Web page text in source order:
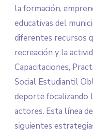
la formación,
educativas del
diferentes recursos
recreación y la
Capacitaciones,
Social Estudiantil
deporte focalizando
actores. Esta línea
siguientes